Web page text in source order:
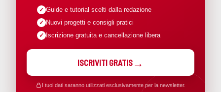
Guide e tutorial scelti dalla redazione
Nuovi progetti e consigli pratici
Iscrizione gratuita e cancellazione libera
ISCRIVITI GRATIS
I tuoi dati saranno utilizzati esclusivamente per la newsletter.